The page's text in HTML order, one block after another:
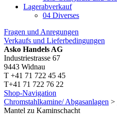
Lagerabverkauf
04 Diverses
Fragen und Anregungen
Verkaufs und Lieferbedingungen
Asko Handels AG
Industriestrasse 67
9443 Widnau
T +41 71 722 45 45
T+41 71 722 76 22
Shop-Navigation
Chromstahlkamine/ Abgasanlagen >
Mantel zu Kaminschacht